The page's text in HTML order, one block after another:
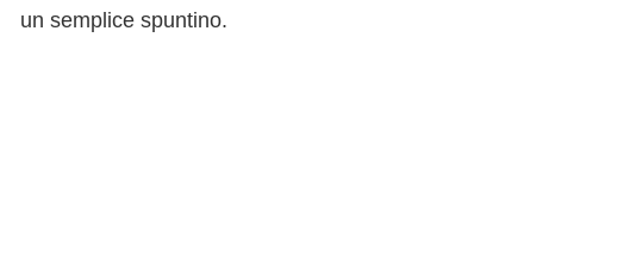
un semplice spuntino.